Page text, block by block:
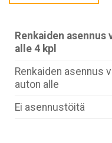
Renkaiden asennus
alle 4 kpl
Renkaiden asennus
auton alle
Ei asennustöitä